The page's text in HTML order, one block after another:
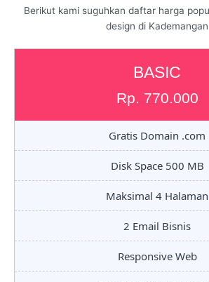
Berikut kami suguhkan daftar harga
design di Kademangan
BASIC
Rp. 770.000
Gratis Domain .com
Disk Space 500 MB
Maksimal 4 Halaman
2 Email Bisnis
Responsive Web